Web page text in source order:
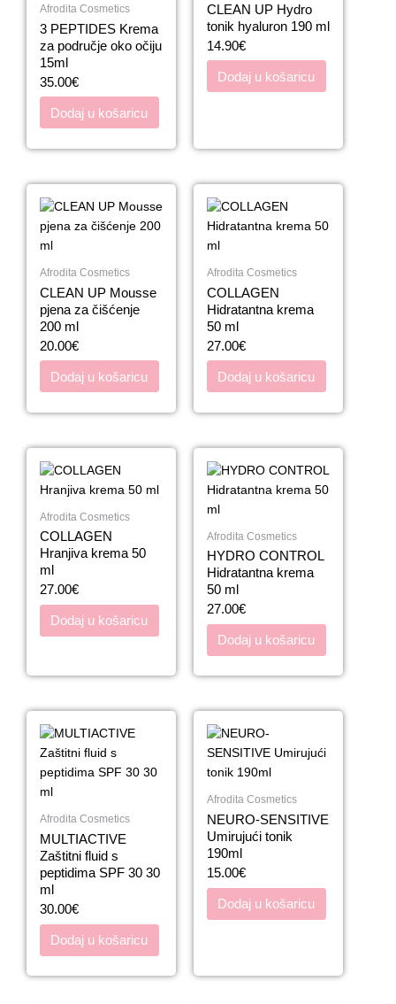
Afrodita Cosmetics
3 PEPTIDES Krema
za područje oko očiju
15ml
35.00€
Dodaj u košaricu
CLEAN UP Hydro
tonik hyaluron 190 ml
14.90€
Dodaj u košaricu
Afrodita Cosmetics
CLEAN UP Mousse
pjena za čišćenje
200 ml
20.00€
Dodaj u košaricu
Afrodita Cosmetics
COLLAGEN
Hidratantna krema
50 ml
27.00€
Dodaj u košaricu
Afrodita Cosmetics
COLLAGEN
Hranjiva krema 50
ml
27.00€
Dodaj u košaricu
Afrodita Cosmetics
HYDRO CONTROL
Hidratantna krema
50 ml
27.00€
Dodaj u košaricu
Afrodita Cosmetics
MULTIACTIVE
Zaštitni fluid s
peptidima SPF 30 30
ml
30.00€
Dodaj u košaricu
Afrodita Cosmetics
NEURO-SENSITIVE
Umirujući tonik
190ml
15.00€
Dodaj u košaricu